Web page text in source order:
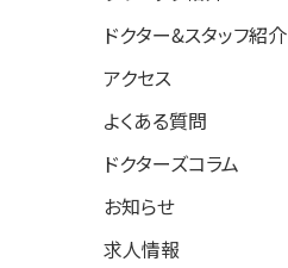
ドクター&スタッフ紹介
アクセス
よくある質問
ドクターズコラム
お知らせ
求人情報